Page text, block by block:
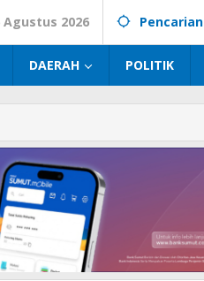
Agustus 2026 Pencarian
DAERAH POLITIK